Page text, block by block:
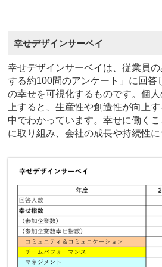
幸せデザインサーベイ
幸せデザインサーベイは、従業員
する約100問のアンケート」に回答
の幸せを可視化するものです。個
上すると、生産性や創造性が向上
中でわかっています。幸せに働く
に取り組み、会社の成長や持続性に